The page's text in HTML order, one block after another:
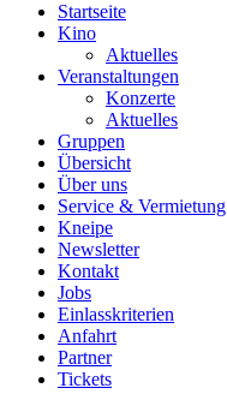
Startseite
Kino
Aktuelles
Veranstaltungen
Konzerte
Aktuelles
Gruppen
Übersicht
Über uns
Service & Vermietung
Kneipe
Newsletter
Kontakt
Jobs
Einlasskriterien
Anfahrt
Partner
Tickets